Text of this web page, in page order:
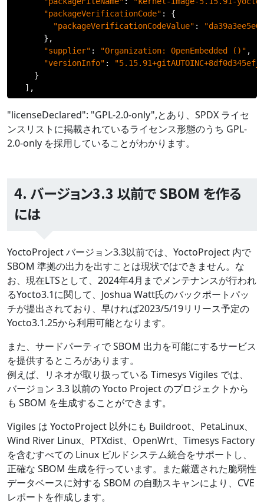
"packageVerificationCode" :
{
"packageVerificationCodeValue" :
},
"supplier" : "Organization: OpenEmbedded ()" ,
"versionInfo" :
}
],
"licenseDeclared": "GPL-2.0-only",とあり、SPDX ライセ
ンスリストに掲載されているライセンス形態のうち GPL-
2.0-only を採用していることがわかります。
4. バージョン3.3 以前で SBOM を作る
には
YoctoProject バージョン3.3以前では、YoctoProject 内で
SBOM 準拠の出力を出すことは現状ではできません。な
お、現在LTSとして、2024年4月までメンテナンスが行われ
るYocto3.1に関して、Joshua Watt氏のバックポートパッ
チが提出されており、早ければ2023/5/19リリース予定の
Yocto3.1.25から利用可能となります。
また、サードパーティで SBOM 出力を可能にするサービス
を提供するところがあります。
例えば、リネオが取り扱っている Timesys Vigiles では、
バージョン 3.3 以前の Yocto Project のプロジェクトから
も SBOM を生成することができます。
Vigiles は YoctoProject 以外にも Buildroot、PetaLinux、
Wind River Linux、PTXdist、OpenWrt、Timesys Factory
を含むすべての Linux ビルドシステム統合をサポートし、
正確な SBOM 生成を行っています。また厳選された脆弱性
データベースに対する SBOM の自動スキャンにより、CVE
レポートを作成します。